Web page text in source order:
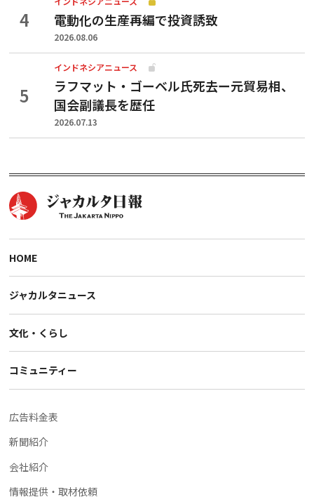
電動化の生産再編で投資誘致
2026.08.06
インドネシアニュース
ラフマット・ゴーベル氏死去ー元貿易相、
国会副議長を歴任
2026.07.13
HOME
ジャカルタニュース
文化・くらし
コミュニティー
広告料金表
新聞紹介
会社紹介
情報提供・取材依頼